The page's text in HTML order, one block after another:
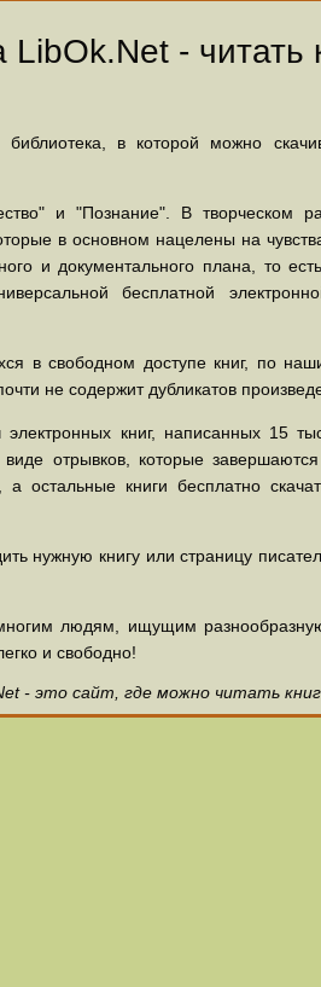
- читать
библиотека, в которой можно
и "Познание". В творческом
в основном нацелены на
и документального плана, то
бесплатной
в свободном доступе книг, по
не содержит дубликатов
книг, написанных 15
отрывков, которые
остальные книги бесплатно
нужную книгу или страницу
людям, ищущим
и свободно!
- это сайт, где можно читать